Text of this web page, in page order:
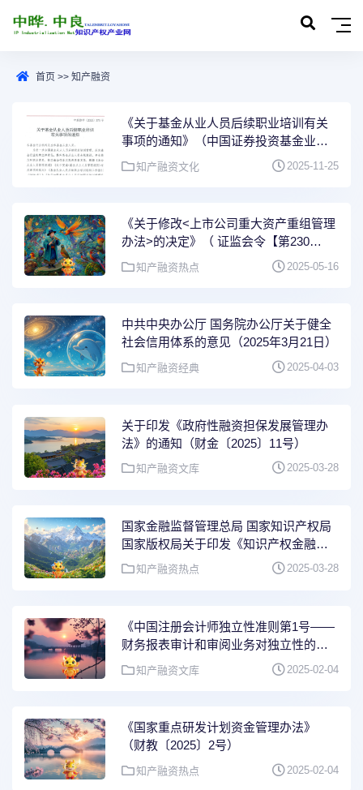
首页 >> 知产融资
《关于基金从业人员后续职业培训有关
事项的通知》（中国证券投资基金业协
会，中基协字【2025）375号，2025年
11月21日）
知产融资文化 2025-11-25
《关于修改<上市公司重大资产重组管理
办法>的决定》（ 证监会令【第230
号】，2025年5月16日， 中国证券监督
管理委员会令 第230号）
知产融资热点 2025-05-16
中共中央办公厅 国务院办公厅关于健全
社会信用体系的意见（2025年3月21日）
知产融资经典 2025-04-03
关于印发《政府性融资担保发展管理办
法》的通知（财金〔2025〕11号）
知产融资文库 2025-03-28
国家金融监督管理总局 国家知识产权局
国家版权局关于印发《知识产权金融生
态综合试点工作方案》的通知（金发
知产融资热点 2025-03-28
《中国注册会计师独立性准则第1号——
财务报表审计和审阅业务对独立性的要
求》（财会〔2024〕29号）
知产融资文库 2025-02-04
《国家重点研发计划资金管理办法》
（财教〔2025〕2号）
知产融资热点 2025-02-04